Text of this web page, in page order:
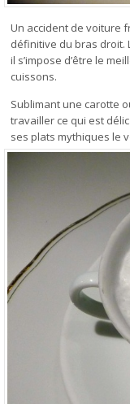
Un accident de voiture
définitive du bras droit.
il s’impose d’être le
cuissons.
Sublimant une carotte
travailler ce qui est
ses plats mythiques le